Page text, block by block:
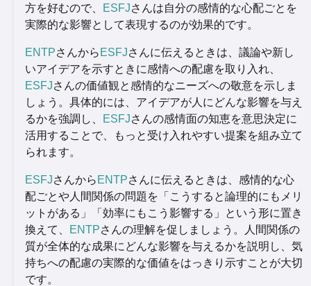
方を好むので、
ESFJさんは自分の感情的な心配ごとを
実際的な影響として表現するのが効果的です。
ENTPさんから ESFJさんに伝えるときは、議論や新し
いアイデアを示すときに感情への配慮を取り入れ、
ESFJさんの価値観と感情的なニーズへの敬意を示しま
しょう。具体的には、アイデアが人にどんな影響を与え
るかを強調し、
ESFJさんの感情面の知恵を意思決定に
活用することで、もっと受け入れやすい提案を組み立て
られます。
ESFJさんから ENTPさんに伝えるときは、感情的な心
配ごとや人間関係の問題を「こうすると論理的にもメリ
ットがある」「効率にもこう影響する」という形に置き
換えて、
ENTPさんの理解を促しましょう。人間関係の
質が全体的な成果にどんな影響を与えるかを説明し、気
持ちへの配慮の実際的な価値をはっきり示すことが大切
です。